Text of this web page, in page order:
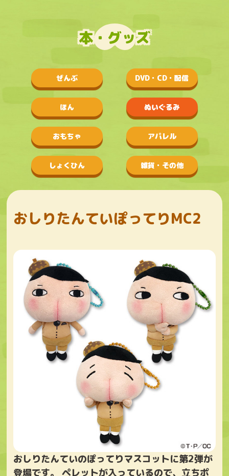
本・グッズ
ぜんぶ DVD・CD・配信
ほん ぬいぐるみ
おもちゃ アパレル
しょくひん 雑貨・その他
おしりたんていぽってりMC2
おしりたんていのぽってりマスコットに第2弾が
登場です。 ペレットが入っているので、立ちポ